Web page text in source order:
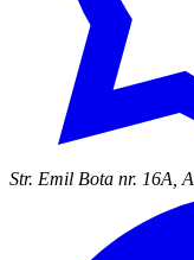
Str. Emil Bota nr. 16A,